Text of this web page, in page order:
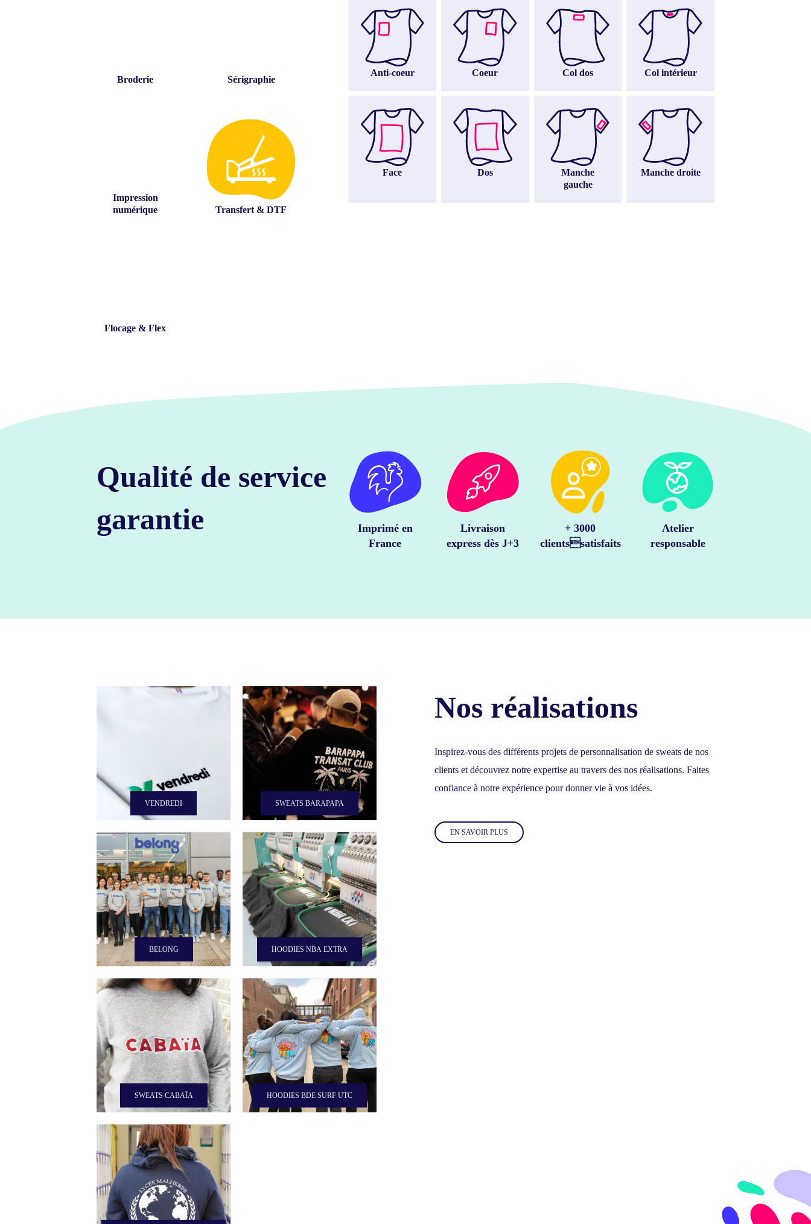
Broderie Sérigraphie
Impression
numérique
Transfert & DTF
Flocage & Flex
Anti-coeur Coeur Col dos Col intérieur
Face Dos
Manche
gauche
Manche droite
Qualité de service
garantie
Imprimé en
France
Livraison
express dès J+3
+ 3000
clientssatisfaits
Atelier
responsable
VENDREDI SWEATS BARAPAPA
BELONG HOODIES NBA EXTRA
SWEATS CABAÏA HOODIES BDE SURF UTC
Nos réalisations
Inspirez-vous des différents projets de personnalisation de sweats de nos
clients et découvrez notre expertise au travers des nos réalisations. Faites
confiance à notre expérience pour donner vie à vos idées.
EN SAVOIR PLUS